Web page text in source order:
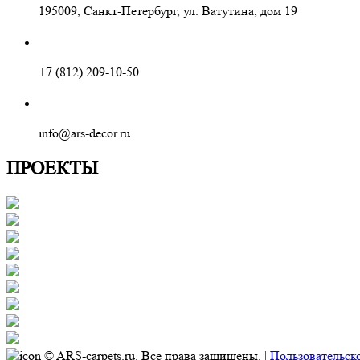
195009, Санкт-Петербург, ул. Ватутина, дом 19
+7 (812) 209-10-50
info@ars-decor.ru
ПРОЕКТЫ
© ARS-carpets.ru. Все права защищены. |